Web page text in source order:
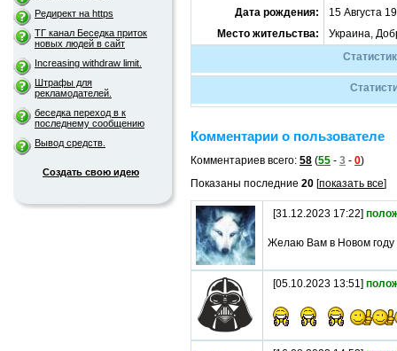
Редирект на https
ТГ канал Беседка приток
новых людей в сайт
Increasing withdraw limit.
Штрафы для
рекламодателей.
беседка переход в к
последнему сообщению
Вывод средств.
Создать свою идею
Дата рождения:
15 Августа
Место жительства:
Украина,
Комментарии о пользователе
Комментариев всего: 58 (55 - 3 - 0)
Показаны последние 20 [показать все]
[31.12.2023 17:22]
Желаю Вам в Новом году
[05.10.2023 13:51]